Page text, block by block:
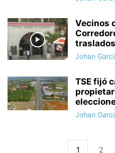
Vecinos
Johan
TSE fijó
Johan
1 2